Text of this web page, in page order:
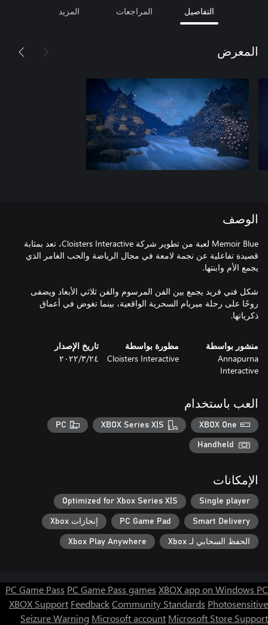
التفاصيل المراجعات المزيد
المعرض
الوصف
Memoir Blue لعبة من تطوير شركة Cloisters Interactive، تعد بمثابة
قصيدة تفاعلية عن نجمة لامعة في مجال الرياضة والحب الغامر الذي
شكل فني فريد يجمع بين الفن المرسوم والفن ثلاثي الأبعاد ويضفى
روحًا على رحلة ميريام السحرية الواقعية، بينما تغوض في أعماق
ذكرياتها.
منشور بواسطة
Annapurna
Interactive
مطورة بواسطة
Cloisters Interactive
تاريخ الإصدار
٢٤‏/٣‏/٢٠٢٢
العب باستخدام
XBOX One
XBOX Series X|S
PC
Handheld
الإمكانات
Single player
Optimized for Xbox Series X|S
Smart Delivery
PC Game Pad إنجازات Xbox
الحفظ السحابي لـ Xbox Xbox Play Anywhere
PC Game Pass PC Game Pass games XBOX app on Windows PC
XBOX Support FeedbackCommunity Standards Photosensitive
Seizure Warning Microsoft account Microsoft Store Support